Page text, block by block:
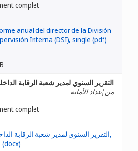
complet
التقرير السنوي لمدير شعبة الرقابة
من إعداد الأمانة
complet